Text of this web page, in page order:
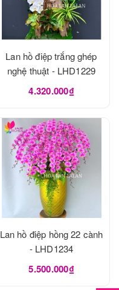
Lan hồ điệp trắng ghép
nghệ thuật - LHD1229
4.320.000₫
Lan hồ điệp hồng 22 cành
- LHD1234
5.500.000₫